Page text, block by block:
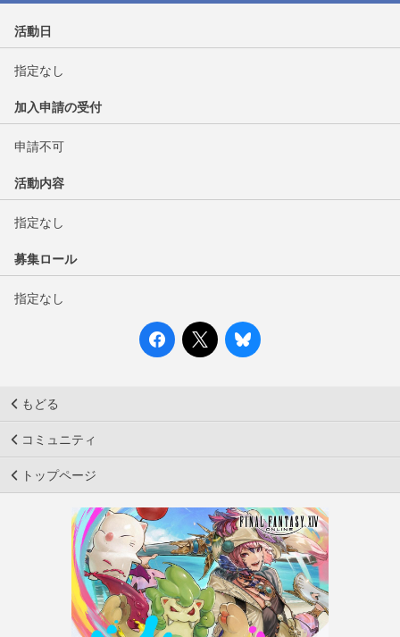
活動日
指定なし
加入申請の受付
申請不可
活動内容
指定なし
募集ロール
指定なし
もどる
コミュニティ
トップページ